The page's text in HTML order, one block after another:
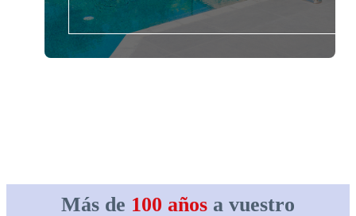
Más de 100 años a vuestro